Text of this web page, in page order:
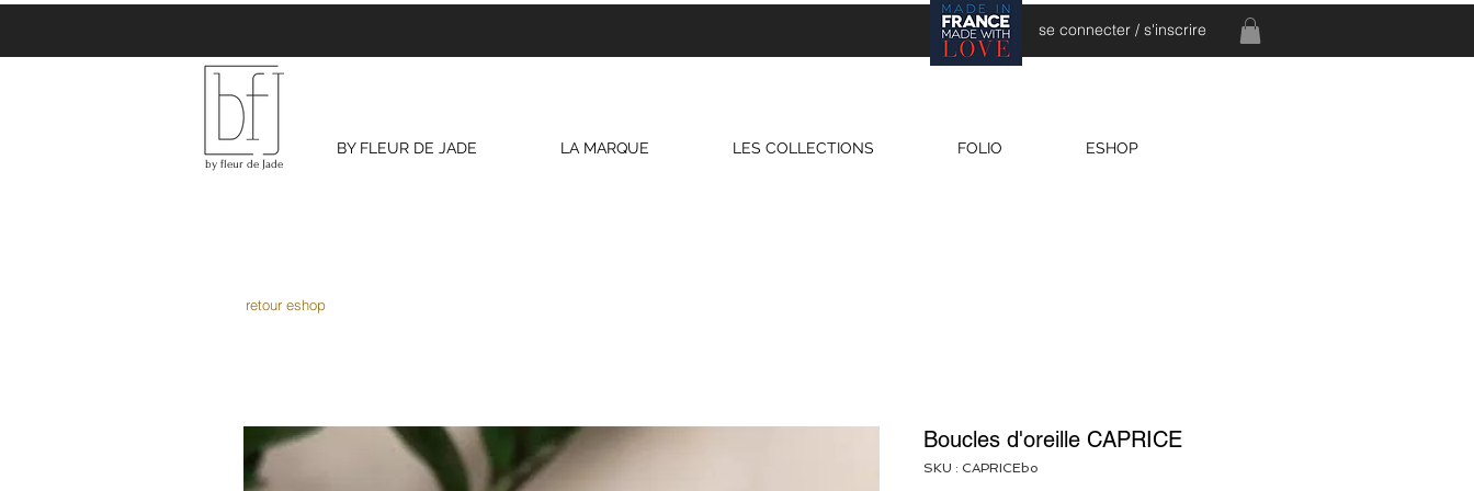
by fleur de Jade
se connecter / s'inscrire
BY FLEUR DE JADE LA MARQUE LES COLLECTIONS FOLIO ESHOP
Boucles d'oreille CAPRICE
SKU : CAPRICEbo
retour eshop